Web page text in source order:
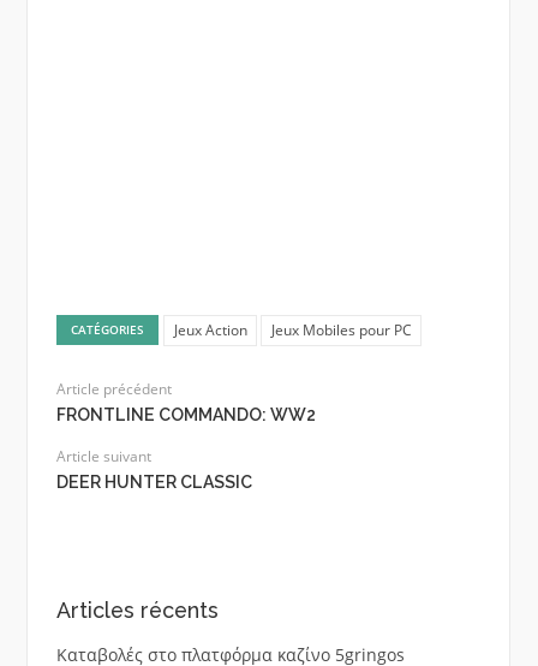
CATÉGORIES Jeux Action Jeux Mobiles pour PC
Article précédent
FRONTLINE COMMANDO: WW2
Article suivant
DEER HUNTER CLASSIC
Articles récents
Καταβολές στο πλατφόρμα καζίνο 5gringos